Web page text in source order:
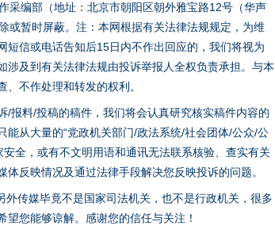
采编部（地址：北京市朝阳区朝外雅宝路12号（华声
或暂时屏蔽。注：本网根据有关法律法规规定，为维
信或电话告知后15日内不作出回应的，我们将视为
及到有关法律法规由投诉举报人全权负责承担。与本
不作处理和转发的权利。
报料/投稿的稿件，我们将会认真研究核实稿件内容的
从大量的“党政机关部门/政法系统/社会团体/公众/公
全，或有不文明用语和通讯无法联系核验、查实有关
反映情况及通过法律手段解决您反映投诉的问题。
传媒毕竟不是国家司法机关，也不是行政机关，很多
您能够谅解。感谢您的信任与关注！